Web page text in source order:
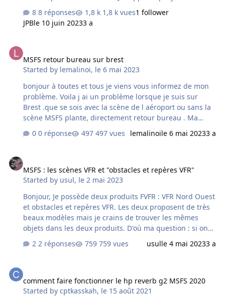
4090 et 128 Go de RAM, donc je pourrais mettre tous les
curseurs à droite mais ........... Comment empêcher les
bâtiments ou les arbres d'apparaître à retardement ce
8 réponses 1,8 k vues1 follower
JPBle 10 juin 20233 a
MSFS retour bureau sur brest
Started by lemalinoi, le 6 mai 2023
bonjour à toutes et tous je viens vous informez de mon
problème. Voila j ai un problème lorsque je suis sur
Brest .que se sois avec la scène de l aéroport ou sans la
scène MSFS plante, directement retour bureau . Ma
question est ce que d autres personnes on eu se
problème .Je vous remercie par avance bon vol a toutes
0 réponse 497 vues lemalinoile 6 mai 20233 a
MSFS : les scènes VFR et "obstacles et repères VFR"
Started by usul, le 2 mai 2023
Bonjour, Je possède deux produits FVFR : VFR Nord Ouest
et obstacles et repères VFR. Les deux proposent de très
beaux modèles mais je crains de trouver les mêmes
objets dans les deux produits. D'où ma question : si on
achète une scène VFR, y retrouve-t-on les mêmes objets
que ceux déjà présents dans "obstacles et repères VFR" ?
2 réponses 759 vues usulle 4 mai 20233 a
comment faire fonctionner le hp reverb g2 MSFS 2020
Started bycptkasskah, le 15 août 2021